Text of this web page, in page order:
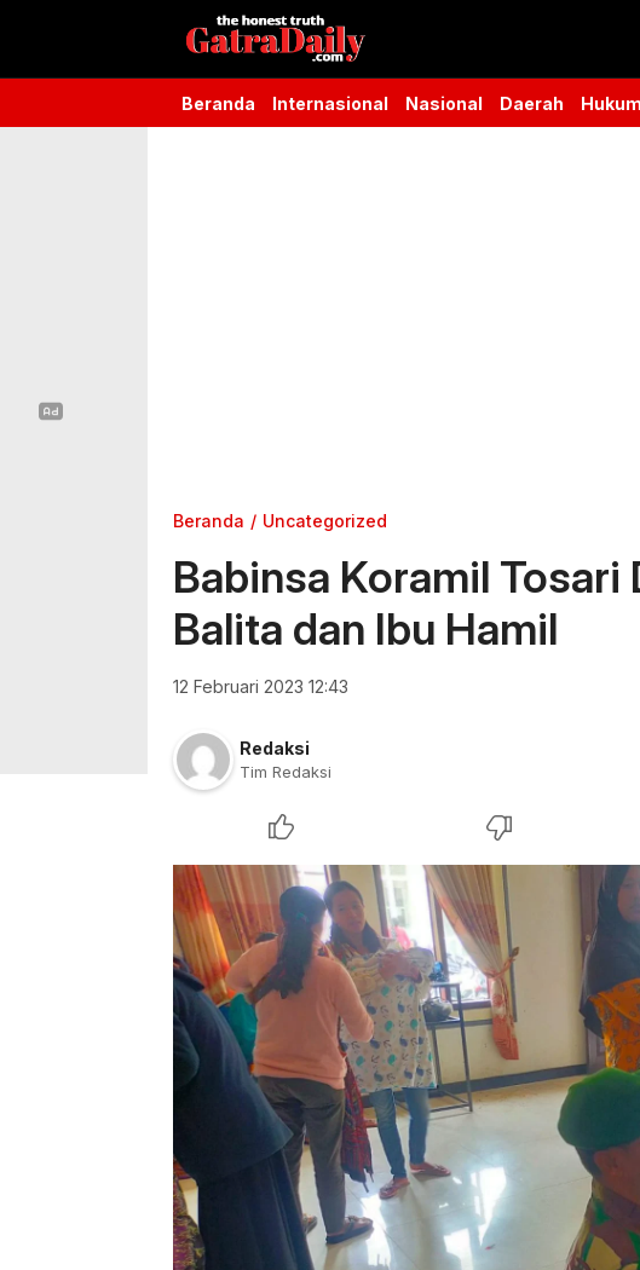
Gatra Daily
the honest truth
Beranda Internasional Nasional Daerah
Beranda Uncategorized
Babinsa Koramil
Balita dan Ibu Hamil
12 Februari 2023 12:43
Redaksi
Tim Redaksi